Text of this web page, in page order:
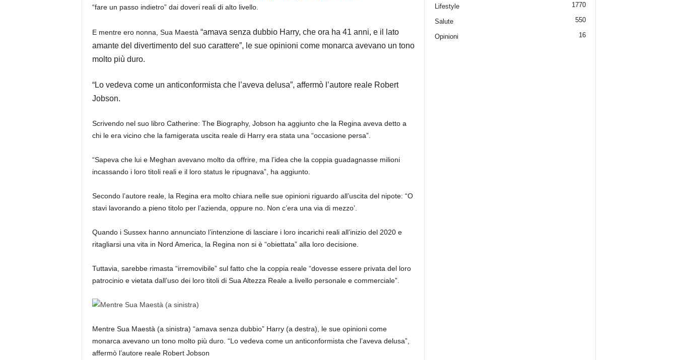
“fare un passo indietro” dai doveri reali di alto livello.
E mentre ero nonna, Sua Maestà “amava senza dubbio Harry, che ora ha 41 anni, e il lato
amante del divertimento del suo carattere”, le sue opinioni come monarca avevano un tono
molto più duro.
“Lo vedeva come un anticonformista che l’aveva delusa”, affermò l’autore reale Robert
Jobson.
Scrivendo nel suo libro Catherine: The Biography, Jobson ha aggiunto che la Regina aveva detto a
chi le era vicino che la famigerata uscita reale di Harry era stata una “occasione persa”.
“Sapeva che lui e Meghan avevano molto da offrire, ma l’idea che la coppia guadagnasse milioni
incassando i loro titoli reali e il loro status le ripugnava”, ha aggiunto.
Secondo l’autore reale, la Regina era molto chiara nelle sue opinioni riguardo all’uscita del nipote: “O
stavi lavorando a pieno titolo per l’azienda, oppure no. Non c’era una via di mezzo’.
Quando i Sussex hanno annunciato l’intenzione di lasciare i loro incarichi reali all’inizio del 2020 e
ritagliarsi una vita in Nord America, la Regina non si è “obiettata” alla loro decisione.
Tuttavia, sarebbe rimasta “irremovibile” sul fatto che la coppia reale “dovesse essere privata del loro
patrocinio e vietata dall’uso dei loro titoli di Sua Altezza Reale a livello personale e commerciale”.
Mentre Sua Maestà (a sinistra) “amava senza dubbio” Harry (a destra), le sue opinioni come
monarca avevano un tono molto più duro. “Lo vedeva come un anticonformista che l’aveva delusa”,
affermò l’autore reale Robert Jobson
Lifestyle 1770
Salute 550
Opinioni 16